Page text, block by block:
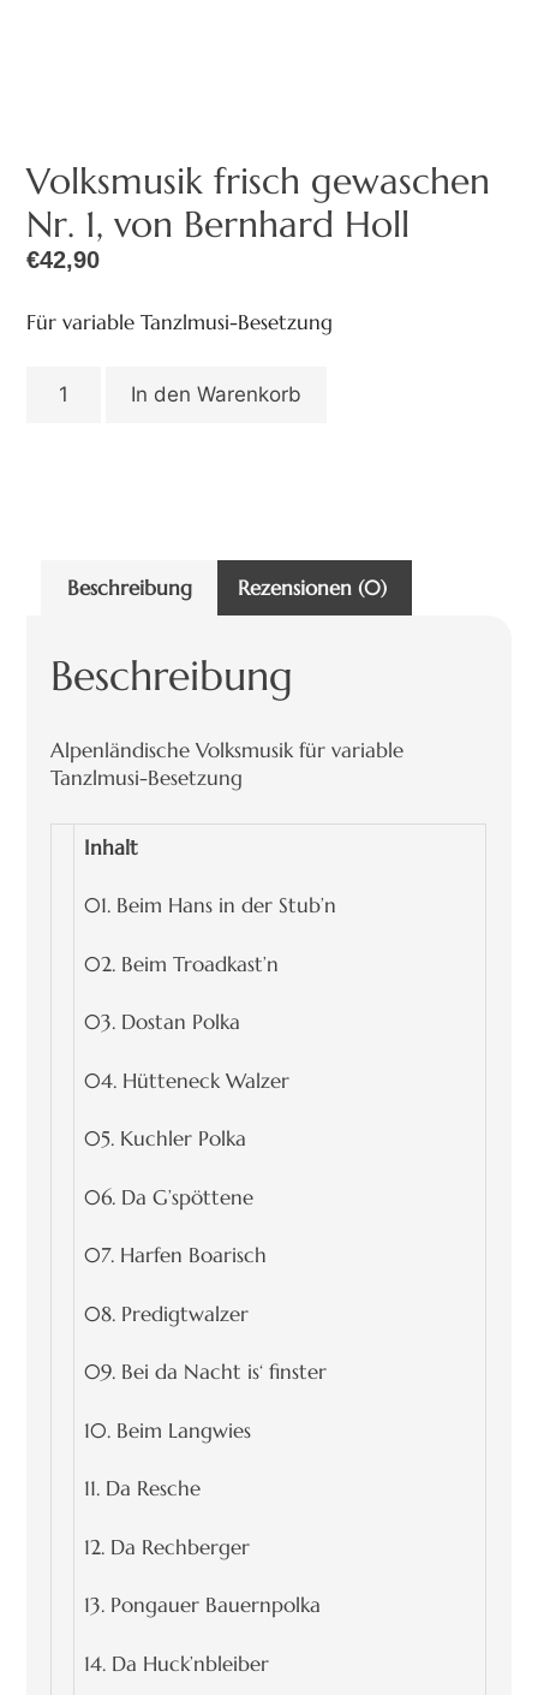
Volksmusik frisch gewaschen
Nr. 1, von Bernhard Holl
€42,90
Für variable Tanzlmusi-Besetzung
In den Warenkorb
Beschreibung Rezensionen (0)
Beschreibung
Alpenländische Volksmusik für variable
Tanzlmusi-Besetzung
Inhalt
01. Beim Hans in der Stub’n
02. Beim Troadkast’n
03. Dostan Polka
04. Hütteneck Walzer
05. Kuchler Polka
06. Da G’spöttene
07. Harfen Boarisch
08. Predigtwalzer
09. Bei da Nacht is‘ finster
10. Beim Langwies
11. Da Resche
12. Da Rechberger
13. Pongauer Bauernpolka
14. Da Huck’nbleiber